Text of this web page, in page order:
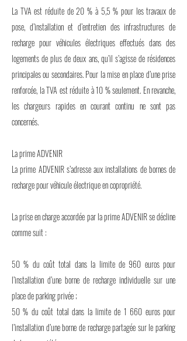
La TVA est réduite de 20 % à 5,5 % pour les travaux de
pose, d’installation et d’entretien des infrastructures de
recharge pour véhicules électriques effectués dans des
logements de plus de deux ans, qu’il s’agisse de résidences
principales ou secondaires. Pour la mise en place d’une prise
renforcée, la TVA est réduite à 10 % seulement. En revanche,
les chargeurs rapides en courant continu ne sont pas
concernés.
La prime ADVENIR
La prime ADVENIR s’adresse aux installations de bornes de
recharge pour véhicule électrique en copropriété.
La prise en charge accordée par la prime ADVENIR se décline
comme suit :
50 % du coût total dans la limite de 960 euros pour
l’installation d’une borne de recharge individuelle sur une
place de parking privée ;
50 % du coût total dans la limite de 1 660 euros pour
l’installation d’une borne de recharge partagée sur le parking